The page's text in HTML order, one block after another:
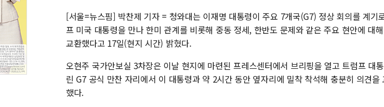
[서울=뉴스핌] 박찬제 기자 = 청와대는 이재명 대통령이 주요 7개국(G7) 정상 회의를 계기
프 미국 대통령을 만나 한미 관계를 비롯해 중동 정세, 한반도 문제와 같은 주요 현안에 대
교환했다고 17일(현지 시간) 밝혔다.
오현주 국가안보실 3차장은 이날 현지에 마련된 프레스센터에서 브리핑을 열고 트럼프 대
린 G7 공식 만찬 자리에서 이 대통령과 약 2시간 동안 옆자리에 밀착 착석해 충분히 의견을
했다.